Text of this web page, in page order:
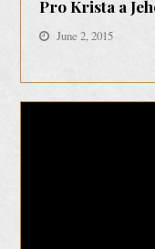
Pro Krista a
June 2, 2015